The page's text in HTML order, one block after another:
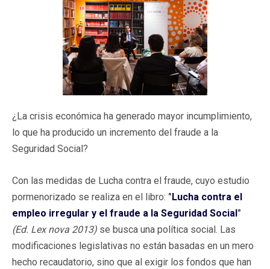
¿La crisis económica ha generado mayor incumplimiento,
lo que ha producido un incremento del fraude a la
Seguridad Social?
Con las medidas de Lucha contra el fraude, cuyo estudio
pormenorizado se realiza en el libro: "Lucha contra el
empleo irregular y el fraude a la Seguridad Social"
(Ed. Lex nova 2013) se busca una política social. Las
modificaciones legislativas no están basadas en un mero
hecho recaudatorio, sino que al exigir los fondos que han